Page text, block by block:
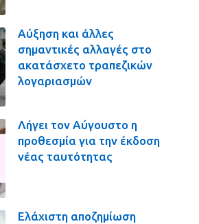
Αύξηση και άλλες
σημαντικές αλλαγές στο
ακατάσχετο τραπεζικών
λογαριασμών
Λήγει τον Αύγουστο η
προθεσμία για την έκδοση
νέας ταυτότητας
Ελάχιστη αποζημίωση